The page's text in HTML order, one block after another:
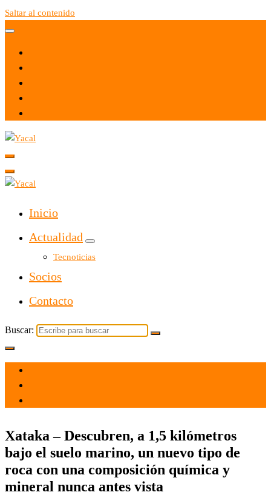
Saltar al contenido
Yacal micro hosting
Inicio
Actualidad
Tecnoticias
Socios
Contacto
Buscar:
Xataka – Descubren, a 1,5 kilómetros
bajo el suelo marino, un nuevo tipo de
roca con una composición química y
mineral nunca antes vista